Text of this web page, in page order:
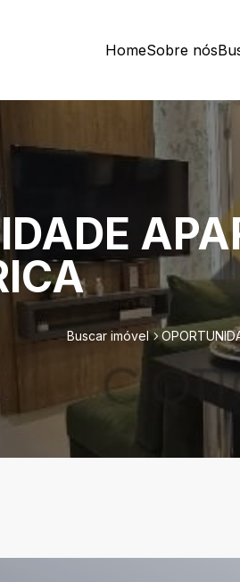
HomeSobre nós
Buscar imóvel